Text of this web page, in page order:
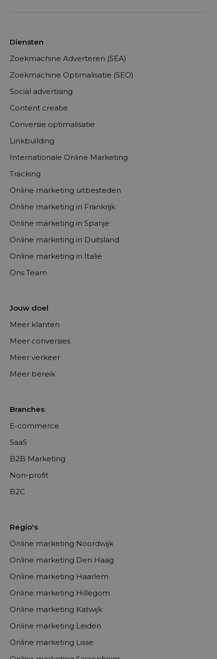
Diensten
Zoekmachine Adverteren (SEA)
Zoekmachine Optimalisatie (SEO)
Social advertising
Content creatie
Conversie optimalisatie
Linkbuilding
Internationale Online Marketing
Tracking
Online marketing uitbesteden
Online marketing in Frankrijk
Online marketing in Spanje
Online marketing in Duitsland
Online marketing in Italië
Ons Team
Jouw doel
Meer klanten
Meer conversies
Meer verkeer
Meer bereik
Branches
E-commerce
SaaS
B2B Marketing
Non-profit
B2C
Regio's
Online marketing Noordwijk
Online marketing Den Haag
Online marketing Haarlem
Online marketing Hillegom
Online marketing Katwijk
Online marketing Leiden
Online marketing Lisse